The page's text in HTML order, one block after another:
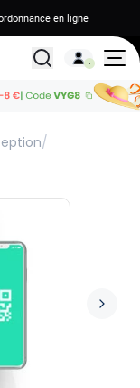
en ligne
1 à 2 jours
Tous les
/